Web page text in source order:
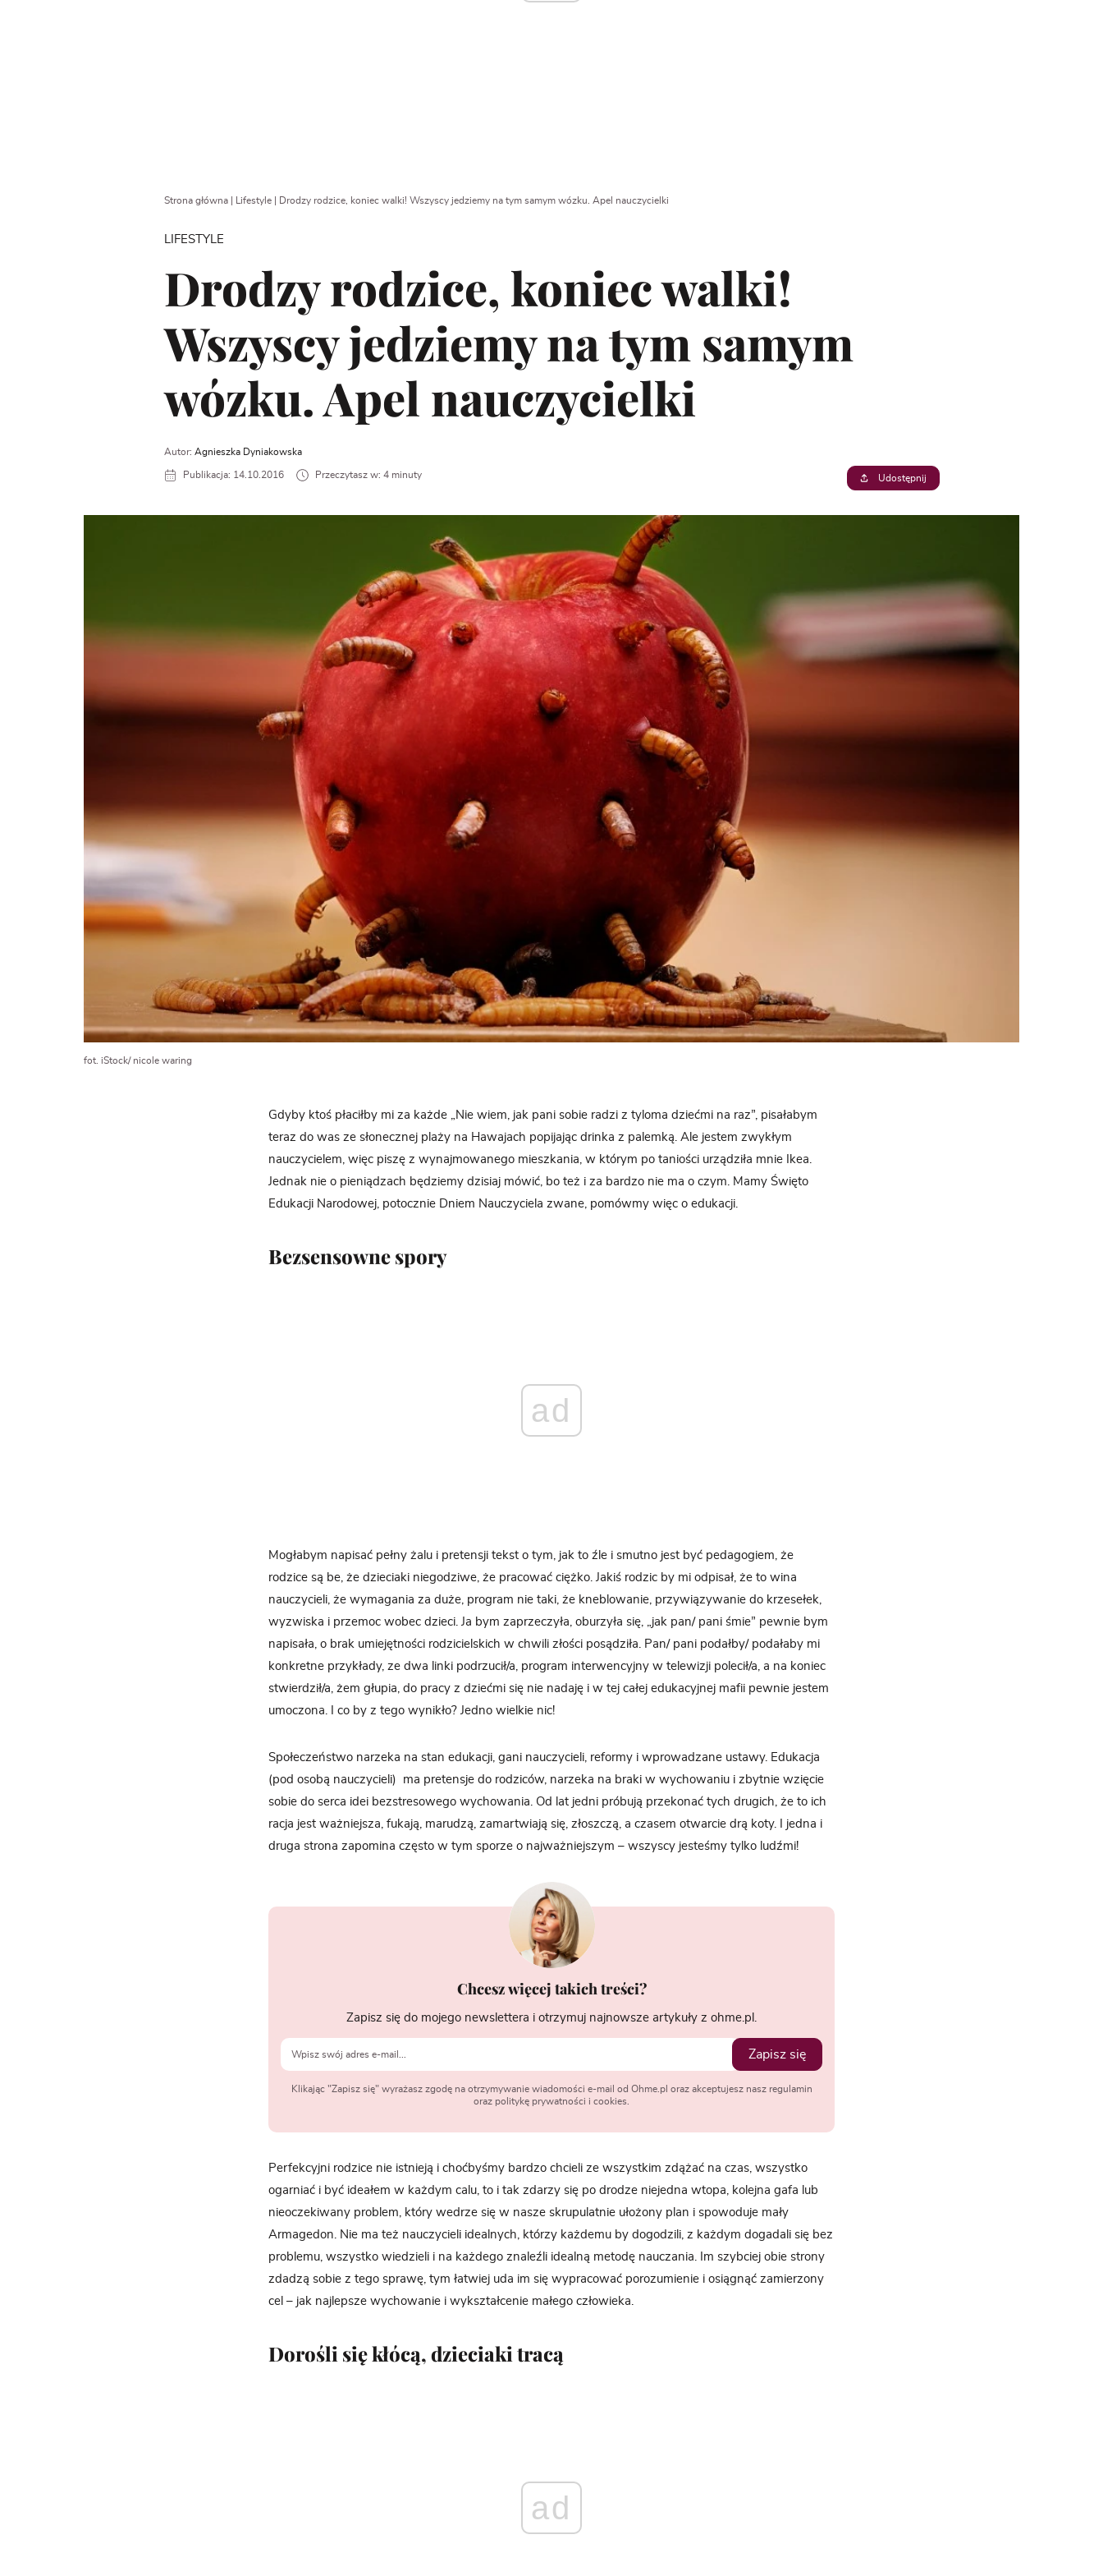
Strona główna| Lifestyle| Drodzy rodzice, koniec walki! Wszyscy jedziemy na tym samym wózku. Apel nauczycielki
LIFESTYLE
Drodzy rodzice, koniec walki!
Wszyscy jedziemy na tym samym
wózku. Apel nauczycielki
Autor: Agnieszka Dyniakowska
Publikacja: 14.10.2016 Przeczytasz w: 4 minuty Udostępnij
fot. iStock/ nicole waring
Gdyby ktoś płaciłby mi za każde „Nie wiem, jak pani sobie radzi z tyloma dziećmi na raz”, pisałabym
teraz do was ze słonecznej plaży na Hawajach popijając drinka z palemką. Ale jestem zwykłym
nauczycielem, więc piszę z wynajmowanego mieszkania, w którym po taniości urządziła mnie Ikea.
Jednak nie o pieniądzach będziemy dzisiaj mówić, bo też i za bardzo nie ma o czym. Mamy Święto
Edukacji Narodowej, potocznie Dniem Nauczyciela zwane, pomówmy więc o edukacji.
Bezsensowne spory
ad
Mogłabym napisać pełny żalu i pretensji tekst o tym, jak to źle i smutno jest być pedagogiem, że
rodzice są be, że dzieciaki niegodziwe, że pracować ciężko. Jakiś rodzic by mi odpisał, że to wina
nauczycieli, że wymagania za duże, program nie taki, że kneblowanie, przywiązywanie do krzesełek,
wyzwiska i przemoc wobec dzieci. Ja bym zaprzeczyła, oburzyła się, „jak pan/ pani śmie” pewnie bym
napisała, o brak umiejętności rodzicielskich w chwili złości posądziła. Pan/ pani podałby/ podałaby mi
konkretne przykłady, ze dwa linki podrzucił/a, program interwencyjny w telewizji polecił/a, a na koniec
stwierdził/a, żem głupia, do pracy z dziećmi się nie nadaję i w tej całej edukacyjnej mafii pewnie jestem
umoczona. I co by z tego wynikło? Jedno wielkie nic!
Społeczeństwo narzeka na stan edukacji, gani nauczycieli, reformy i wprowadzane ustawy. Edukacja
(pod osobą nauczycieli) ma pretensje do rodziców, narzeka na braki w wychowaniu i zbytnie wzięcie
sobie do serca idei bezstresowego wychowania. Od lat jedni próbują przekonać tych drugich, że to ich
racja jest ważniejsza, fukają, marudzą, zamartwiają się, złoszczą, a czasem otwarcie drą koty. I jedna i
druga strona zapomina często w tym sporze o najważniejszym – wszyscy jesteśmy tylko ludźmi!
Chcesz więcej takich treści?
Zapisz się do mojego newslettera i otrzymuj najnowsze artykuły z ohme.pl.
Zapisz się
Klikając "Zapisz się" wyrażasz zgodę na otrzymywanie wiadomości e-mail od Ohme.pl oraz akceptujesz nasz regulamin
oraz politykę prywatności i cookies.
Perfekcyjni rodzice nie istnieją i choćbyśmy bardzo chcieli ze wszystkim zdążać na czas, wszystko
ogarniać i być ideałem w każdym calu, to i tak zdarzy się po drodze niejedna wtopa, kolejna gafa lub
nieoczekiwany problem, który wedrze się w nasze skrupulatnie ułożony plan i spowoduje mały
Armagedon. Nie ma też nauczycieli idealnych, którzy każdemu by dogodzili, z każdym dogadali się bez
problemu, wszystko wiedzieli i na każdego znaleźli idealną metodę nauczania. Im szybciej obie strony
zdadzą sobie z tego sprawę, tym łatwiej uda im się wypracować porozumienie i osiągnąć zamierzony
cel – jak najlepsze wychowanie i wykształcenie małego człowieka.
Dorośli się kłócą, dzieciaki tracą
ad